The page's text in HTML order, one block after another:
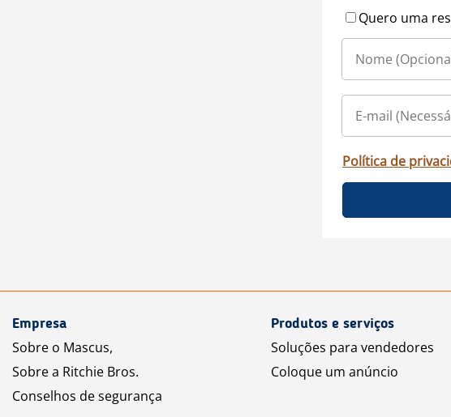
Quero uma
Política de
Empresa
Sobre o Mascus,
Sobre a Ritchie Bros.
Conselhos de segurança
Produtos e serviços
Soluções para vendedores
Coloque um anúncio